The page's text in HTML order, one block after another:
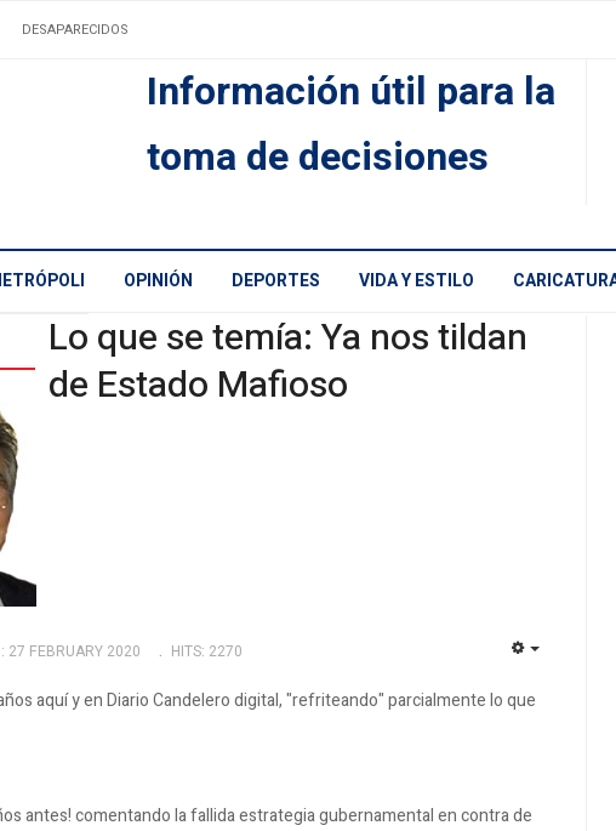
DESAPARECIDOS
Información útil para la
toma de decisiones
OPINIÓN DEPORTES VIDA Y ESTILO
Lo que se temía: Ya nos tildan
de Estado Mafioso
27 FEBRUARY 2020 HITS: 2270
aquí y en Diario Candelero digital, "refriteando" parcialmente lo que
antes! comentando la fallida estrategia gubernamental en contra de